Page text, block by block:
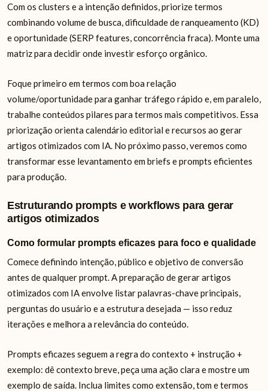
Com os clusters e a intenção definidos, priorize termos
combinando volume de busca, dificuldade de ranqueamento (KD)
e oportunidade (SERP features, concorrência fraca). Monte uma
matriz para decidir onde investir esforço orgânico.
Foque primeiro em termos com boa relação
volume/oportunidade para ganhar tráfego rápido e, em paralelo,
trabalhe conteúdos pilares para termos mais competitivos. Essa
priorização orienta calendário editorial e recursos ao gerar
artigos otimizados com IA. No próximo passo, veremos como
transformar esse levantamento em briefs e prompts eficientes
para produção.
Estruturando prompts e workflows para gerar
artigos otimizados
Como formular prompts eficazes para foco e qualidade
Comece definindo intenção, público e objetivo de conversão
antes de qualquer prompt. A preparação de gerar artigos
otimizados com IA envolve listar palavras-chave principais,
perguntas do usuário e a estrutura desejada — isso reduz
iterações e melhora a relevância do conteúdo.
Prompts eficazes seguem a regra do contexto + instrução +
exemplo: dê contexto breve, peça uma ação clara e mostre um
exemplo de saída. Inclua limites como extensão, tom e termos